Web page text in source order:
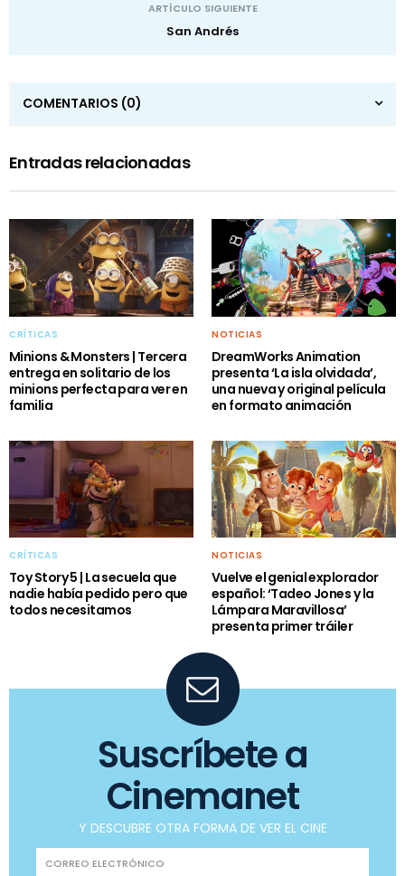
ARTÍCULO SIGUIENTE
San Andrés
COMENTARIOS (0)
Entradas relacionadas
CRÍTICAS
Minions & Monsters | Tercera
entrega en solitario de los
minions perfecta para ver en
familia
NOTICIAS
DreamWorks Animation
presenta ‘La isla olvidada’,
una nueva y original película
en formato animación
CRÍTICAS
Toy Story 5 | La secuela que
nadie había pedido pero que
todos necesitamos
NOTICIAS
Vuelve el genial explorador
español: ‘Tadeo Jones y la
Lámpara Maravillosa’
presenta primer tráiler
Suscríbete a
Cinemanet
Y DESCUBRE OTRA FORMA DE VER EL CINE